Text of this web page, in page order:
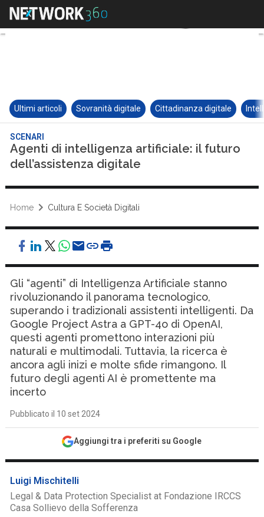
Ultimi articoli Sovranità digitale Cittadinanza digitale
SCENARI
Agenti di intelligenza artificiale: il futuro
dell’assistenza digitale
Home Cultura E Società Digitali
Gli “agenti” di Intelligenza Artificiale stanno
rivoluzionando il panorama tecnologico,
superando i tradizionali assistenti intelligenti. Da
Google Project Astra a GPT-4o di OpenAI,
questi agenti promettono interazioni più
naturali e multimodali. Tuttavia, la ricerca è
ancora agli inizi e molte sfide rimangono. Il
futuro degli agenti AI è promettente ma
incerto
Pubblicato il 10 set 2024
Aggiungi tra i preferiti su Google
Luigi Mischitelli
Legal & Data Protection Specialist at Fondazione IRCCS
Casa Sollievo della Sofferenza